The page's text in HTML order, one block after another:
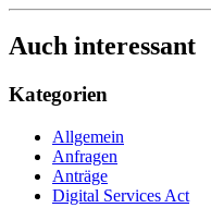
Auch interessant
Kategorien
Allgemein
Anfragen
Anträge
Digital Services Act